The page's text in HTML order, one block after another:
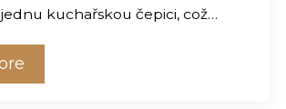
kuchařskou čepici, což…